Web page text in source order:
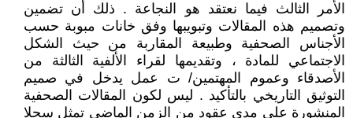
الأمر الثالث فيما نعتقد هو النجاعة . ذلك أن تضمين
وتصميم هذه المقالات وتبويبها وفق خانات مبوبة حسب
الأجناس الصحفية وطبيعة المقاربة من حيث الشكل
الاجتماعي للمادة ، وتقديمها لقراء الألفية الثالثة من
الأصدقاء وعموم المهتمين/ ت عمل يدخل في صميم
التوثيق التاريخي بالتأكيد . ليس لكون المقالات الصحفية
المنشورة على مدى عقود من الزمن الماضي تمثل سجلا